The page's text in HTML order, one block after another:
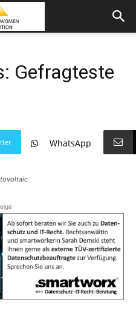
Gefragteste
WhatsApp